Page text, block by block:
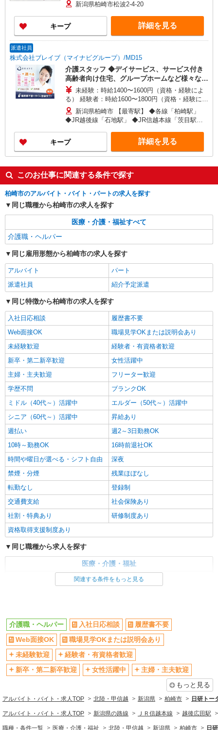
新潟県柏崎市松波2-4-20
キープ 詳細を見る
派遣社員
株式会社ブレイブ（マイナビグループ）/MD15
介護スタッフ ◆デイサービス、サービス付き
高齢者向け住宅、グループホームなど様々な勤
務先から選べます。
未経験：時給1400〜1600円（資格・経験によ
る） 経験者：時給1600〜1800円（資格・経験によ
る） ◎月収例 時給1800円×1日8時間×22日（週5
日）＝31万6800円 ◆昇給あり ◆支払い方法 ※日
払い/週払い/月払い対応も可能です。詳しくは面談
時にご相談ください。 ◆交通費：別途全額支給 ※
当社規定あり
新潟県柏崎市 【最寄駅】 ◆各線「柏崎駅」
◆JR越後線「石地駅」 ◆JR信越本線「茨目駅」
キープ 詳細を見る
このお仕事に関連する条件で探す
柏崎市のアルバイト・バイト・パートの求人を探す
同じ職種から柏崎市の求人を探す
医療・介護・福祉すべて
介護職・ヘルパー
同じ雇用形態から柏崎市の求人を探す
アルバイト
パート
派遣社員
紹介予定派遣
同じ特徴から柏崎市の求人を探す
入社日応相談
履歴書不要
Web面接OK
職場見学OKまたは説明会あり
未経験歓迎
経験者・有資格者歓迎
新卒・第二新卒歓迎
女性活躍中
主婦・主夫歓迎
フリーター歓迎
学歴不問
ブランクOK
ミドル（40代～）活躍中
エルダー（50代～）活躍中
シニア（60代～）活躍中
昇給あり
週払い
週2～3日勤務OK
10時～勤務OK
16時前退社OK
時間や曜日が選べる・シフト自由
深夜
禁煙・分煙
残業ほぼなし
転勤なし
登録制
交通費支給
社会保険あり
社割・特典あり
研修制度あり
資格取得支援制度あり
同じ職種から求人を探す
医療・介護・福祉
週2～3日勤務OK
深夜
交通費支給
社会保険あり
関連する条件をもっと見る
介護職・ヘルパー 入社日応相談
履歴書不要
Web面接OK
職場見学OKまたは説明会あり
未経験歓迎
経験者・有資格者歓迎
新卒・第二新卒歓迎
女性活躍中
主婦・主夫歓迎
もっと見る
アルバイト・バイト・求人TOP 北陸・甲信越 新潟県 柏崎市 日研トー
アルバイト・バイト・求人TOP 新潟県の路線 ＪＲ信越本線 越後広田駅
職種・条件一覧 医療・介護・福祉 北陸・甲信越 新潟県 柏崎市 日